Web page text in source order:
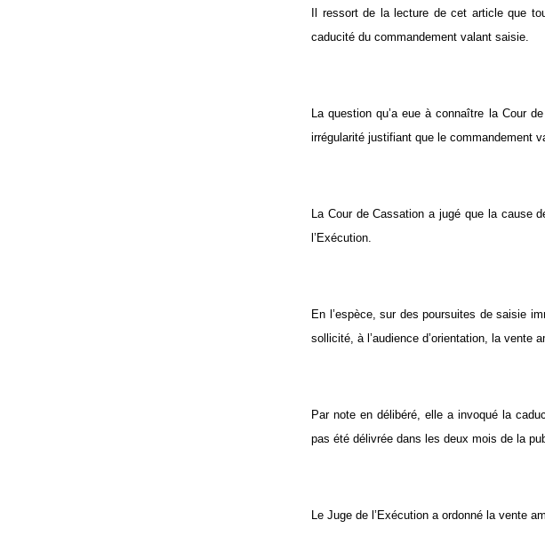
Il ressort de la lecture de cet article que
caducité du commandement valant saisie.
La question qu’a eue à connaître la Cour
irrégularité justifiant que le commandement
La Cour de Cassation a jugé que la cause
l’Exécution.
En l’espèce, sur des poursuites de saisie
sollicité, à l’audience d’orientation, la vente
Par note en délibéré, elle a invoqué la
pas été délivrée dans les deux mois de la
Le Juge de l’Exécution a ordonné la vente